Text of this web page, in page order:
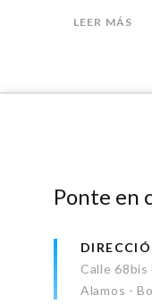
LEER MÁS
Ponte en
Calle 68bis
Alamos -